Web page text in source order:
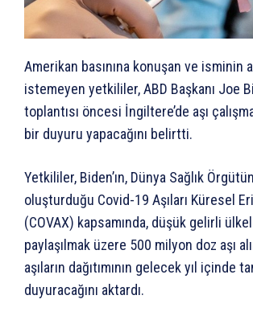
Amerikan basınına konuşan ve isminin
istemeyen yetkililer, ABD Başkanı Joe
toplantısı öncesi İngiltere’de aşı
bir duyuru yapacağını belirtti.
Yetkililer, Biden’ın, Dünya Sağlık
oluşturduğu Covid-19 Aşıları Küresel
(COVAX) kapsamında, düşük gelirli
paylaşılmak üzere 500 milyon doz aşı
aşıların dağıtımının gelecek yıl içinde
duyuracağını aktardı.